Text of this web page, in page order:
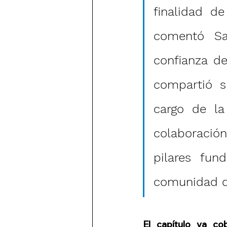
finalidad
comentó
confianza
compartió
cargo de
pilares
comunidad
El capítulo va